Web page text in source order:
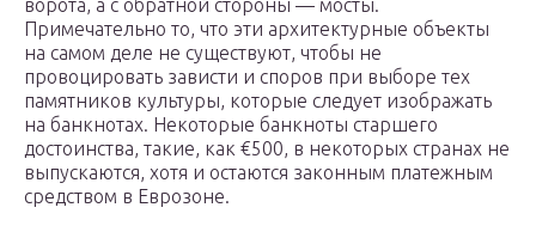
ворота, а с обратной стороны — мосты.
Примечательно то, что эти архитектурные объекты
на самом деле не существуют, чтобы не
провоцировать зависти и споров при выборе тех
памятников культуры, которые следует изображать
на банкнотах. Некоторые банкноты старшего
достоинства, такие, как €500, в некоторых странах не
выпускаются, хотя и остаются законным платежным
средством в Еврозоне.